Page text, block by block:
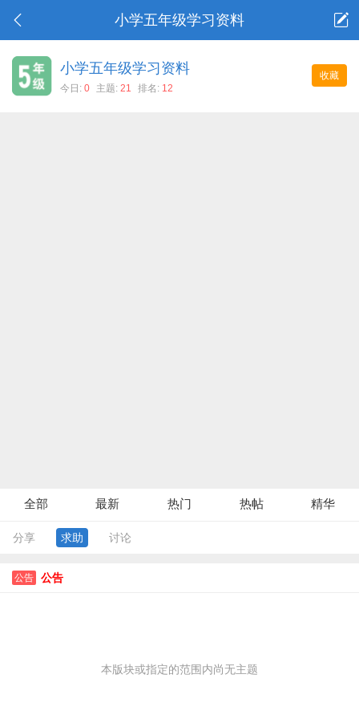
小学五年级学习资料
收藏
小学五年级学习资料
今日: 0 主题: 21 排名: 12
全部 最新 热门 热帖 精华
分享 求助 讨论
公告 公告
本版块或指定的范围内尚无主题